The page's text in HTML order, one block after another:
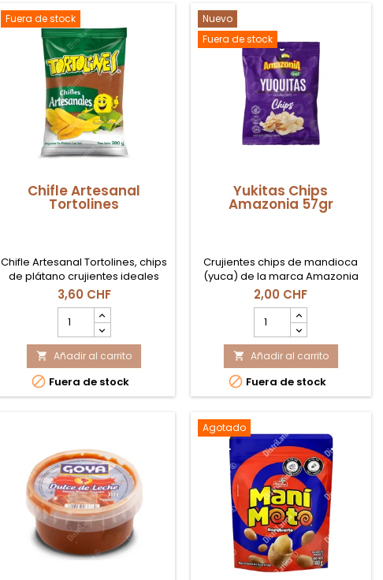
Fuera de stock
Chifle Artesanal
Tortolines
Chifle Artesanal Tortolines, chips
de plátano crujientes ideales
como snack y
acompañamiento en Suiza.
3,60 CHF
cantidad
del
producto
Chifle
Artesanal
Tortolines
 Añadir al carrito
 Fuera de stock
Nuevo
Fuera de stock
Yukitas Chips
Amazonia 57gr
Crujientes chips de mandioca
(yuca) de la marca Amazonia
en formato de 57g. Una
alternativa natural, ligera y
deliciosa a las patatas fritas
tradicionales, ideal para un
snack exótico.
2,00 CHF
cantidad
del
producto
Yukitas
Chips
Amazonia
57gr
 Añadir al carrito
 Fuera de stock
Agotado